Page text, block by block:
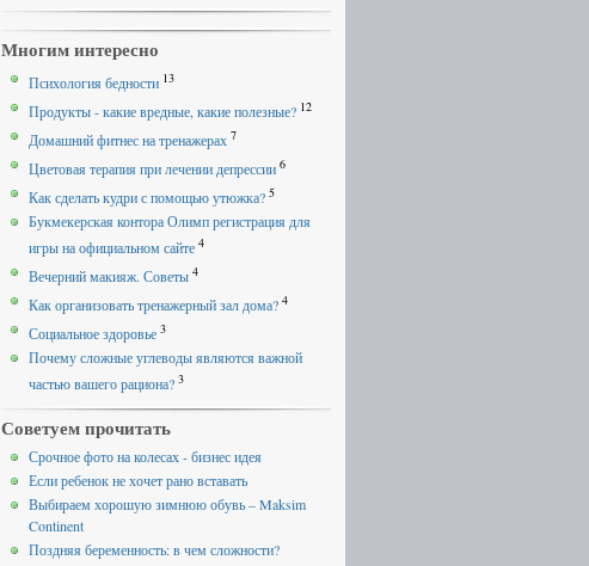
Многим интересно
Психология бедности 13
Продукты - какие вредные, какие полезные? 12
Домашний фитнес на тренажерах 7
Цветовая терапия при лечении депрессии 6
Как сделать кудри с помощью утюжка? 5
Букмекерская контора Олимп регистрация для
игры на официальном сайте 4
Вечерний макияж. Советы 4
Как организовать тренажерный зал дома? 4
Социальное здоровье 3
Почему сложные углеводы являются важной
частью вашего рациона? 3
Советуем прочитать
Срочное фото на колесах - бизнес идея
Если ребенок не хочет рано вставать
Выбираем хорошую зимнюю обувь – Maksim
Continent
Поздняя беременность: в чем сложности?